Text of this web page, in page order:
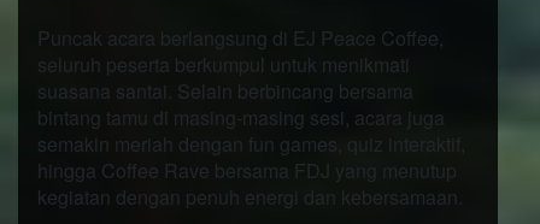
Puncak acara berlangsung di EJ Peace Coffee,
seluruh peserta berkumpul untuk menikmati
suasana santai. Selain berbincang bersama
bintang tamu di masing-masing sesi, acara juga
semakin meriah dengan fun games, quiz interaktif,
hingga Coffee Rave bersama FDJ yang menutup
kegiatan dengan penuh energi dan kebersamaan.